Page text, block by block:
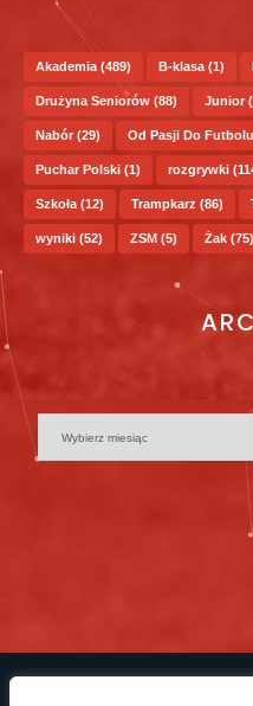
Akademia (489) B-klasa (1)
Drużyna Seniorów (88) Junior
Nabór (29) Od Pasji Do Futbolu
Puchar Polski (1) rozgrywki
Szkoła (12) Trampkarz (86)
wyniki (52) ZSM (5) Żak (75)